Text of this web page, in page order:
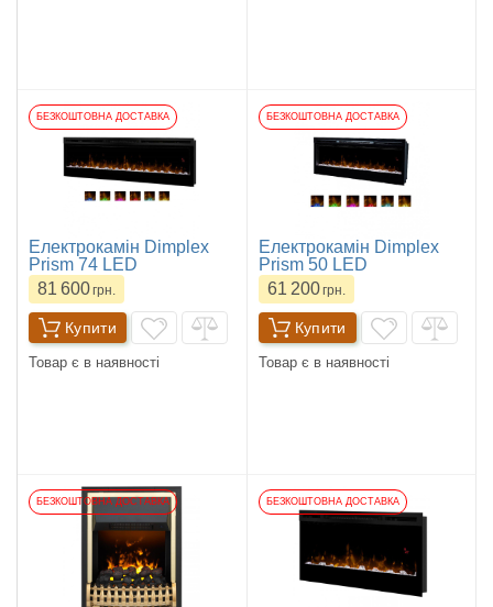
БЕЗКОШТОВНА ДОСТАВКА
Електрокамін Dimplex
Prism 74 LED
81 600грн.
Купити
Товар є в наявності
БЕЗКОШТОВНА ДОСТАВКА
Електрокамін Dimplex
Prism 50 LED
61 200грн.
Купити
Товар є в наявності
БЕЗКОШТОВНА ДОСТАВКА БЕЗКОШТОВНА ДОСТАВКА